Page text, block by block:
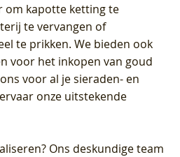
om kapotte ketting te
te vervangen of
te prikken. We bieden ook
voor het inkopen van goud
voor al je sieraden- en
onze uitstekende
? Ons deskundige team